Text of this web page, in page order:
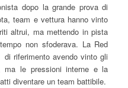
dopo la grande prova di
team e vettura hanno vinto
altrui, ma mettendo in pista
non sfoderava. La Red
riferimento avendo vinto gli
ma le pressioni interne e la
diventare un team battibile.